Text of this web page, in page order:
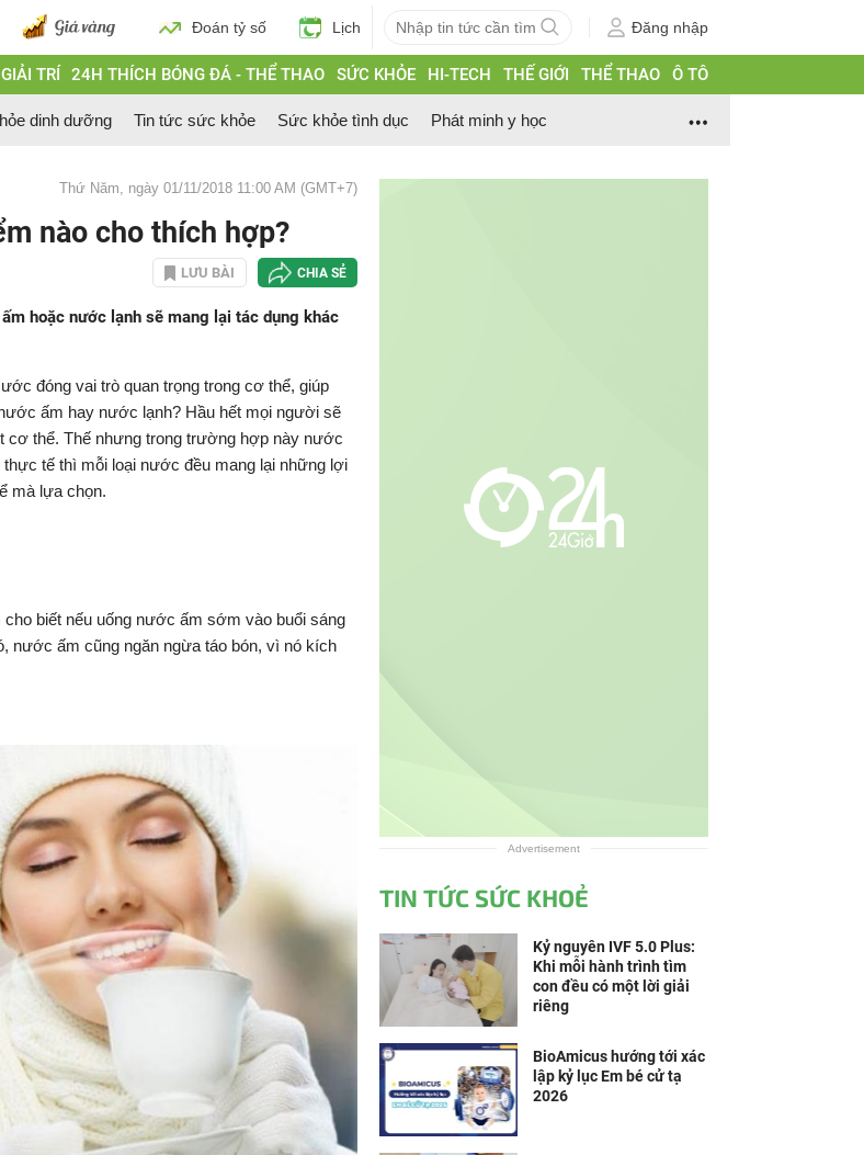
Đoán tỷ số Lịch Đăng nhập
GIẢI TRÍ 24H THÍCH BÓNG ĐÁ - THỂ THAO SỨC KHỎE HI-TECH THẾ GIỚI THỂ THAO Ô TÔ
dinh dưỡng Tin tức sức khỏe Sức khỏe tình dục Phát minh y học
Thứ Năm, ngày 01/11/2018 11:00 AM (GMT+7)
nào cho thích hợp?
LƯU BÀI CHIA SẺ
hoặc nước lạnh sẽ mang lại tác dụng khác
đóng vai trò quan trọng trong cơ thể, giúp
ấm hay nước lạnh? Hầu hết mọi người sẽ
cơ thể. Thế nhưng trong trường hợp này nước
tế thì mỗi loại nước đều mang lại những lợi
mà lựa chọn.
biết nếu uống nước ấm sớm vào buổi sáng
nước ấm cũng ngăn ngừa táo bón, vì nó kích
Advertisement
TIN TỨC SỨC KHOẺ
Kỷ nguyên IVF 5.0 Plus:
Khi mỗi hành trình tìm
con đều có một lời giải
riêng
BioAmicus hướng tới xác
lập kỷ lục Em bé cử tạ
2026